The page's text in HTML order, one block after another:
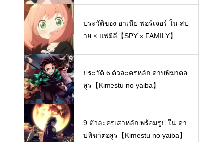
ประวัติของ อาเนีย ฟอร์เจอร์ ใน สป
าย × แฟมิลี【SPY x FAMILY】
ประวัติ 6 ตัวละครหลัก ดาบพิฆาตอ
สูร【Kimestu no yaiba】
9 ตัวละครเสาหลัก พร้อมรูป ใน ดา
บพิฆาตอสูร【Kimestu no yaiba】